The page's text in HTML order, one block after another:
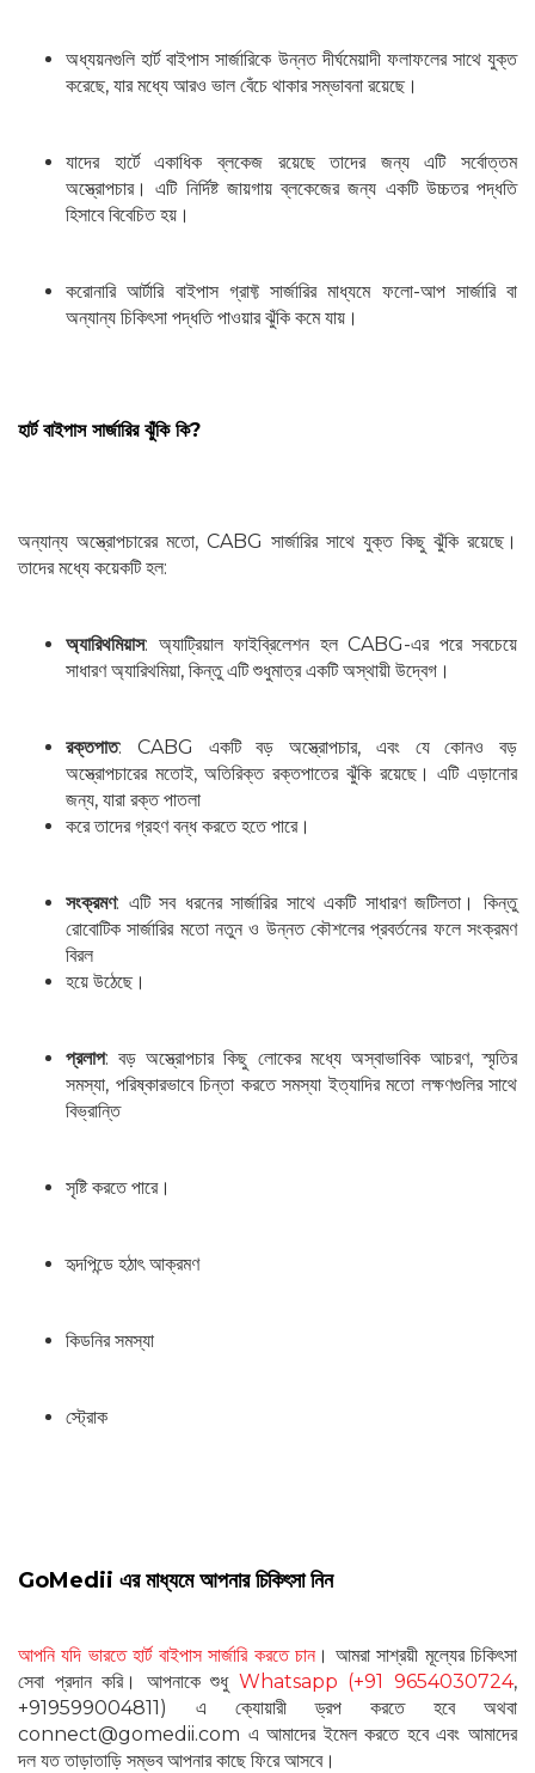
অধ্যয়নগুলি হার্ট বাইপাস সার্জারিকে উন্নত দীর্ঘমেয়াদী ফলাফলের সাথে যুক্ত
করেছে, যার মধ্যে আরও ভাল বেঁচে থাকার সম্ভাবনা রয়েছে।
যাদের হার্টে একাধিক ব্লকেজ রয়েছে তাদের জন্য এটি সর্বোত্তম
অস্ত্রোপচার। এটি নির্দিষ্ট জায়গায় ব্লকেজের জন্য একটি উচ্চতর পদ্ধতি
হিসাবে বিবেচিত হয়।
করোনারি আর্টারি বাইপাস গ্রাফ্ট সার্জারির মাধ্যমে ফলো-আপ সার্জারি বা
অন্যান্য চিকিৎসা পদ্ধতি পাওয়ার ঝুঁকি কমে যায়।
হার্ট বাইপাস সার্জারির ঝুঁকি কি?
অন্যান্য অস্ত্রোপচারের মতো, CABG সার্জারির সাথে যুক্ত কিছু ঝুঁকি রয়েছে।
তাদের মধ্যে কয়েকটি হল:
অ্যারিথমিয়াস: অ্যাট্রিয়াল ফাইব্রিলেশন হল CABG-এর পরে সবচেয়ে
সাধারণ অ্যারিথমিয়া, কিন্তু এটি শুধুমাত্র একটি অস্থায়ী উদ্বেগ।
রক্তপাত: CABG একটি বড় অস্ত্রোপচার, এবং যে কোনও বড়
অস্ত্রোপচারের মতোই, অতিরিক্ত রক্তপাতের ঝুঁকি রয়েছে। এটি এড়ানোর
জন্য, যারা রক্ত পাতলা
করে তাদের গ্রহণ বন্ধ করতে হতে পারে।
সংক্রমণ: এটি সব ধরনের সার্জারির সাথে একটি সাধারণ জটিলতা। কিন্তু
রোবোটিক সার্জারির মতো নতুন ও উন্নত কৌশলের প্রবর্তনের ফলে সংক্রমণ
বিরল
হয়ে উঠেছে।
প্রলাপ: বড় অস্ত্রোপচার কিছু লোকের মধ্যে অস্বাভাবিক আচরণ, স্মৃতির
সমস্যা, পরিষ্কারভাবে চিন্তা করতে সমস্যা ইত্যাদির মতো লক্ষণগুলির সাথে
বিভ্রান্তি
সৃষ্টি করতে পারে।
হৃদপিন্ডে হঠাৎ আক্রমণ
কিডনির সমস্যা
স্ট্রোক
GoMedii এর মাধ্যমে আপনার চিকিৎসা নিন
আপনি যদি ভারতে হার্ট বাইপাস সার্জারি করতে চান। আমরা সাশ্রয়ী মূল্যের চিকিৎসা
সেবা প্রদান করি। আপনাকে শুধু Whatsapp (+91 9654030724,
+919599004811) এ ক্যোয়ারী ড্রপ করতে হবে অথবা
connect@gomedii.com এ আমাদের ইমেল করতে হবে এবং আমাদের
দল যত তাড়াতাড়ি সম্ভব আপনার কাছে ফিরে আসবে।